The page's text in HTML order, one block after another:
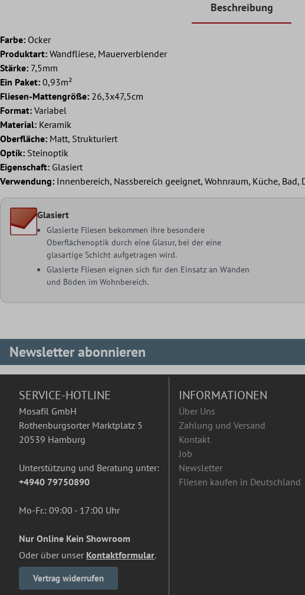
Beschreibung
Farbe: Ocker
Produktart: Wandfliese, Mauerverblender
Stärke: 7,5mm
Ein Paket: 0,93m²
Fliesen-Mattengröße: 26,3x47,5cm
Format: Variabel
Material: Keramik
Oberfläche: Matt, Strukturiert
Optik: Steinoptik
Eigenschaft: Glasiert
Verwendung: Innenbereich, Nassbereich geeignet, Wohnraum, Küche, Bad,
Glasiert
Glasierte Fliesen bekommen ihre besondere
Oberflächenoptik durch eine Glasur, bei der eine
glasartige Schicht aufgetragen wird.
Glasierte Fliesen eignen sich für den Einsatz an Wänden
und Böden im Wohnbereich.
Newsletter abonnieren
SERVICE-HOTLINE
Mosafil GmbH
Rothenburgsorter Marktplatz 5
20539 Hamburg
Unterstützung und Beratung unter:
+4940 79750890
Mo-Fr.: 09:00 - 17:00 Uhr
Nur Online Kein Showroom
Oder über unser Kontaktformular.
Vertrag widerrufen
INFORMATIONEN
Über Uns
Zahlung und Versand
Kontakt
Job
Newsletter
Fliesen kaufen in Deutschland